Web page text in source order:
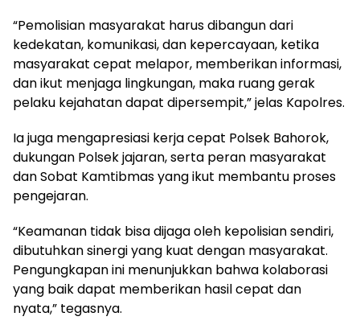
“Pemolisian masyarakat harus dibangun dari
kedekatan, komunikasi, dan kepercayaan, ketika
masyarakat cepat melapor, memberikan informasi,
dan ikut menjaga lingkungan, maka ruang gerak
pelaku kejahatan dapat dipersempit,” jelas Kapolres.
Ia juga mengapresiasi kerja cepat Polsek Bahorok,
dukungan Polsek jajaran, serta peran masyarakat
dan Sobat Kamtibmas yang ikut membantu proses
pengejaran.
“Keamanan tidak bisa dijaga oleh kepolisian sendiri,
dibutuhkan sinergi yang kuat dengan masyarakat.
Pengungkapan ini menunjukkan bahwa kolaborasi
yang baik dapat memberikan hasil cepat dan
nyata,” tegasnya.